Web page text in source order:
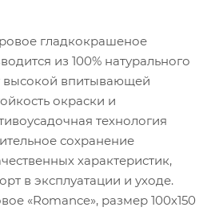
гладкокрашеное
из 100% натурального
высокой впитывающей
окраски и
технология
сохранение
характеристик,
в эксплуатации и уходе.
«Romance», размер 100х150